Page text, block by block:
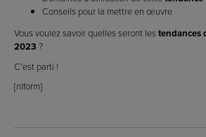
Conseils pour la mettre en œuvre
Vous voulez savoir quelles seront les tendances
2023 ?
C’est parti !
[nlform]